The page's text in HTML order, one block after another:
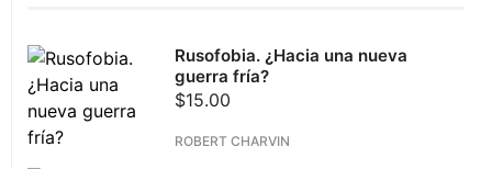
Rusofobia. ¿Hacia una nueva
guerra fría?
$15.00
ROBERT CHARVIN